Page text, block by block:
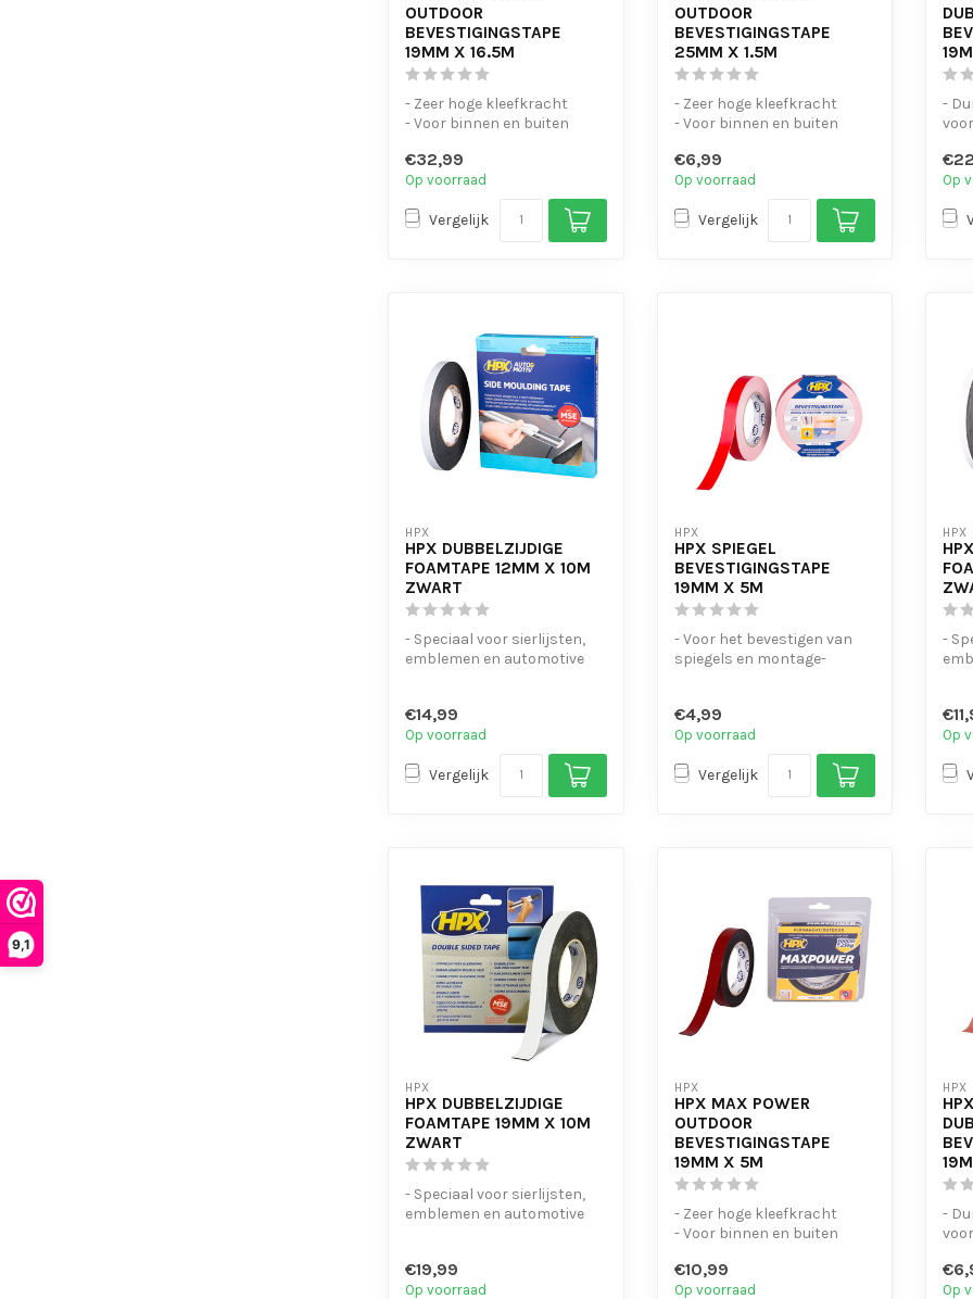
9,1
OUTDOOR
BEVESTIGINGSTAPE
19MM X 16.5M
- Zeer hoge kleefkracht
- Voor binnen en buiten
e...
€32,99
Op voorraad
Vergelijk
OUTDOOR
BEVESTIGINGSTAPE
25MM X 1.5M
- Zeer hoge kleefkracht
- Voor binnen en buiten
e...
€6,99
Op voorraad
Vergelijk
-
Op
HPX
HPX DUBBELZIJDIGE
FOAMTAPE 12MM X 10M
ZWART
- Speciaal voor sierlijsten,
emblemen en automotive
€14,99
Op voorraad
Vergelijk
HPX
HPX SPIEGEL
BEVESTIGINGSTAPE
19MM X 5M
- Voor het bevestigen van
spiegels en montage-
€4,99
Op voorraad
Vergelijk
HPX
-
Op
HPX
HPX DUBBELZIJDIGE
FOAMTAPE 19MM X 10M
ZWART
- Speciaal voor sierlijsten,
emblemen en automotive
€19,99
Op voorraad
HPX
HPX MAX POWER
OUTDOOR
BEVESTIGINGSTAPE
19MM X 5M
- Zeer hoge kleefkracht
- Voor binnen en buiten
e...
€10,99
Op voorraad
HPX
-
Op